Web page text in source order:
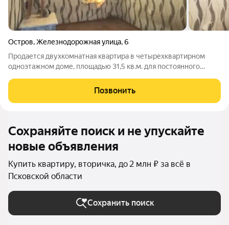
Остров,Железнодорожная улица,6
Продается двухкомнатная квартира в четырехквартирном
одноэтажном доме, площадью 31,5 кв.м. для постоянного
несущие конструкции дома в идеальном состоянии.
Отопление печное, но печка в отличном
Позвонить
Сохраняйте поиск и не упускайте
новые объявления
Купить квартиру, вторичка, до 2 млн ₽ за всё в
Псковской области
Сохранить поиск